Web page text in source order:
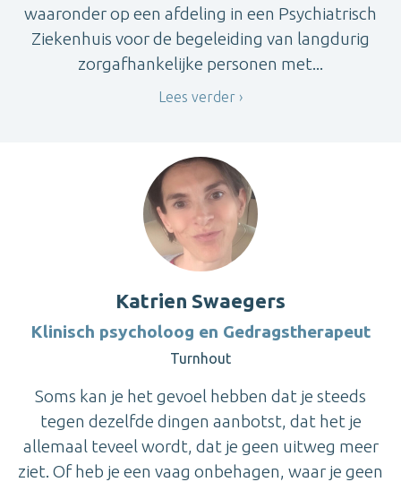
waaronder op een afdeling in een Psychiatrisch
Ziekenhuis voor de begeleiding van langdurig
zorgafhankelijke personen met...
Lees verder
Katrien Swaegers
Klinisch psycholoog en Gedragstherapeut
Turnhout
Soms kan je het gevoel hebben dat je steeds
tegen dezelfde dingen aanbotst, dat het je
allemaal teveel wordt, dat je geen uitweg meer
ziet. Of heb je een vaag onbehagen, waar je geen